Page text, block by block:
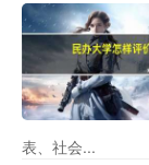
表、社会...